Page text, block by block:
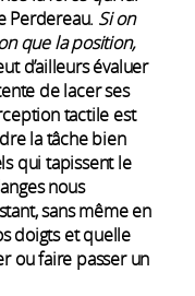
Perdereau. Si on
que la position,
d’ailleurs évaluer
de lacer ses
tactile est
la tâche bien
qui tapissent le
nous
sans même en
doigts et quelle
ou faire passer un